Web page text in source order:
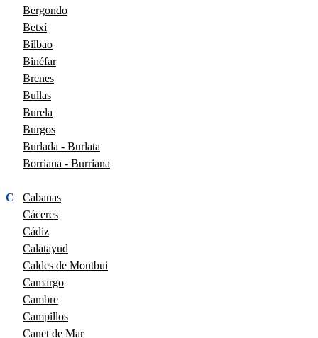
Bergondo
Betxí
Bilbao
Binéfar
Brenes
Bullas
Burela
Burgos
Burlada - Burlata
Borriana - Burriana
C
Cabanas
Cáceres
Cádiz
Calatayud
Caldes de Montbui
Camargo
Cambre
Campillos
Canet de Mar